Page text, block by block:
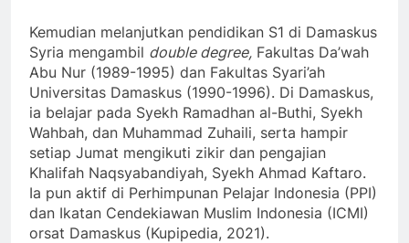
Kemudian melanjutkan pendidikan S1 di Damaskus
Syria mengambil double degree, Fakultas Da’wah
Abu Nur (1989-1995) dan Fakultas Syari’ah
Universitas Damaskus (1990-1996). Di Damaskus,
ia belajar pada Syekh Ramadhan al-Buthi, Syekh
Wahbah, dan Muhammad Zuhaili, serta hampir
setiap Jumat mengikuti zikir dan pengajian
Khalifah Naqsyabandiyah, Syekh Ahmad Kaftaro.
Ia pun aktif di Perhimpunan Pelajar Indonesia (PPI)
dan Ikatan Cendekiawan Muslim Indonesia (ICMI)
orsat Damaskus (Kupipedia, 2021).